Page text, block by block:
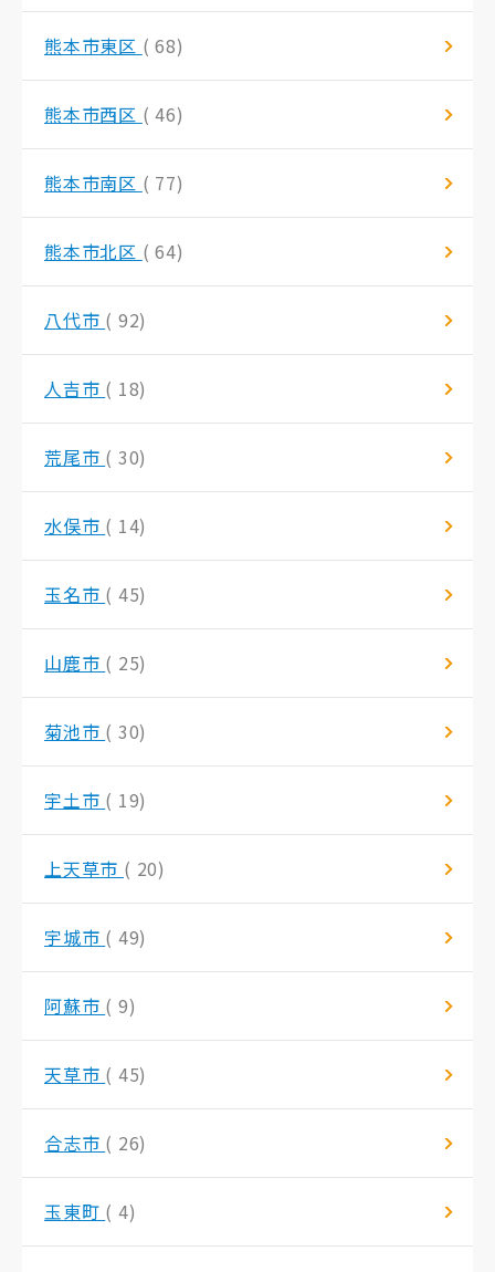
熊本市東区 ( 68)
熊本市西区 ( 46)
熊本市南区 ( 77)
熊本市北区 ( 64)
八代市 ( 92)
人吉市 ( 18)
荒尾市 ( 30)
水俣市 ( 14)
玉名市 ( 45)
山鹿市 ( 25)
菊池市 ( 30)
宇土市 ( 19)
上天草市 ( 20)
宇城市 ( 49)
阿蘇市 ( 9)
天草市 ( 45)
合志市 ( 26)
玉東町 ( 4)